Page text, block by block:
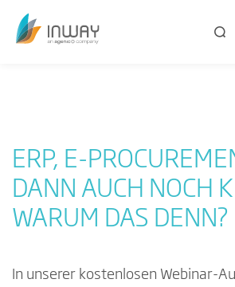
ERP, E-
DANN AUCH NOCH
WARUM DAS DENN?
In unserer kostenlosen Webinar-